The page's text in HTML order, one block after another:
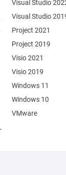
Visual Studio
Visual Studio
Project 2021
Project 2019
Visio 2021
Visio 2019
Windows 11
Windows 10
VMware